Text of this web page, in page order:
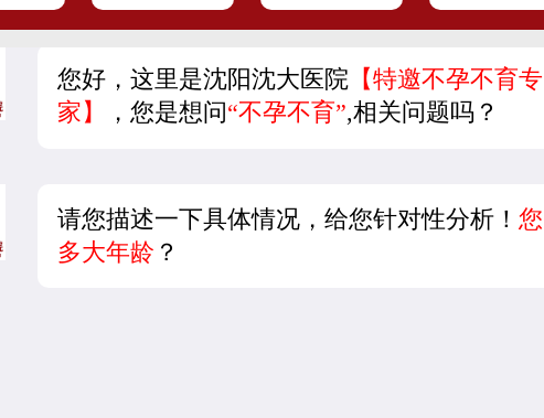
您好，这里是沈阳沈大医院【特邀不孕不育专
家】
，您是想问“不孕不育”,相关问题吗？
请您描述一下具体情况，给您针对性分析！ 您
多大年龄 ？